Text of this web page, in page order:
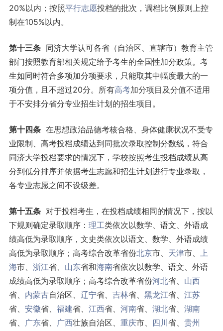
20%以内；按照平行志愿投档的批次，调档比例原则上控
制在105%以内。
第十三条同济大学认可各省（自治区、直辖市）教育主管
部门按照教育部相关规定给予考生的全国性加分政策。考
生如同时符合多项加分项要求，只能取其中幅度最大的一
项分值，且不超过20分。所有高考加分项目及分值不适用
于不安排分省分专业招生计划的招生项目。
第十四条在思想政治品德考核合格、身体健康状况不受专
业限制、高考投档成绩达到同批次录取控制分数线，符合
同济大学投档要求的情况下，学校按照考生投档成绩从高
分到低分排序并依据考生志愿和招生计划进行专业录取，
各专业志愿之间不设级差。
第十五条对于投档考生，在投档成绩相同的情况下，按以
下规则确定录取顺序： 理工类依次以数学、语文、外语成
绩高低为录取顺序，文史类依次以语文、数学、外语成绩
高低为录取顺序；高考综合改革省份北京市、 天津市、 上
海市、 浙江省、 山东省和海南省依次以数学、语文、外语
成绩高低为录取顺序；高考综合改革省份河北省、 山西
省、 内蒙古自治区、 辽宁省、 吉林省、 黑龙江省、 江苏
省、 安徽省、 福建省、 江西省、 河南省、 湖北省、 湖南
省、 广东省、 广西壮族自治区、 重庆市、 四川 省、 贵州